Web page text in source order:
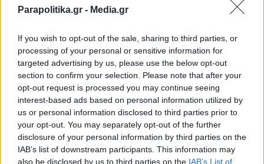
Parapolitika.gr - Media.gr
If you wish to opt-out of the sale, sharing to third parties, or
processing of your personal or sensitive information for
targeted advertising by us, please use the below opt-out
section to confirm your selection. Please note that after your
opt-out request is processed you may continue seeing
interest-based ads based on personal information utilized by
us or personal information disclosed to third parties prior to
your opt-out. You may separately opt-out of the further
disclosure of your personal information by third parties on the
IAB’s list of downstream participants. This information may
also be disclosed by us to third parties on the IAB’s List of